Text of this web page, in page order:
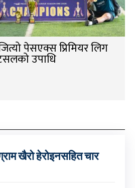
पेसएक्स प्रिमियर लिग
उपाधि
खैरो हेरोइनसहित चार